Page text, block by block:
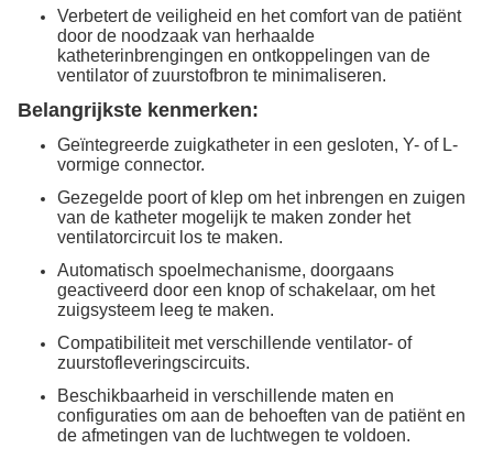
Verbetert de veiligheid en het comfort van de patiënt
door de noodzaak van herhaalde
katheterinbrengingen en ontkoppelingen van de
ventilator of zuurstofbron te minimaliseren.
Belangrijkste kenmerken:
Geïntegreerde zuigkatheter in een gesloten, Y- of L-
vormige connector.
Gezegelde poort of klep om het inbrengen en zuigen
van de katheter mogelijk te maken zonder het
ventilatorcircuit los te maken.
Automatisch spoelmechanisme, doorgaans
geactiveerd door een knop of schakelaar, om het
zuigsysteem leeg te maken.
Compatibiliteit met verschillende ventilator- of
zuurstofleveringscircuits.
Beschikbaarheid in verschillende maten en
configuraties om aan de behoeften van de patiënt en
de afmetingen van de luchtwegen te voldoen.